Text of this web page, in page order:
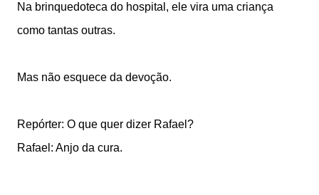
Na brinquedoteca do hospital, ele vira uma criança
como tantas outras.
Mas não esquece da devoção.
Repórter: O que quer dizer Rafael?
Rafael: Anjo da cura.